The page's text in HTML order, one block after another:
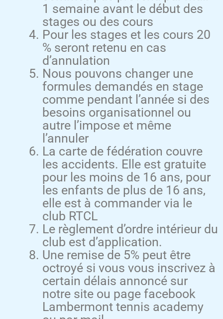
1 semaine avant le début des
stages ou des cours
Pour les stages et les cours 20
% seront retenu en cas
d’annulation
Nous pouvons changer une
formules demandés en stage
comme pendant l’année si des
besoins organisationnel ou
autre l’impose et même
l’annuler
La carte de fédération couvre
les accidents. Elle est gratuite
pour les moins de 16 ans, pour
les enfants de plus de 16 ans,
elle est à commander via le
club RTCL
Le règlement d’ordre intérieur du
club est d’application.
Une remise de 5% peut être
octroyé si vous vous inscrivez à
certain délais annoncé sur
notre site ou page facebook
Lambermont tennis academy